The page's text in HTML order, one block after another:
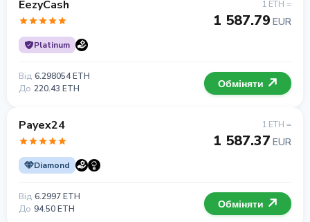
EezyCash
Platinum
1 ETH =
1 587.79 EUR
Від 6.298054 ETH
До 220.43 ETH Обміняти
Payex24
Diamond
1 ETH =
1 587.37 EUR
Від 6.2997 ETH
До 94.50 ETH Обміняти